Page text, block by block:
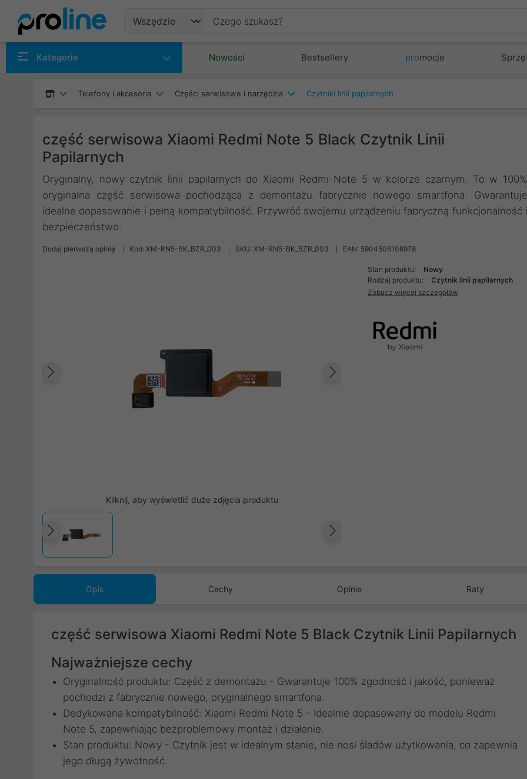
Kategorie Nowości Bestsellery promocje
Telefony i akcesoria Części serwisowe i narzędzia Czytniki linii papilarnych
część serwisowa Xiaomi Redmi Note 5 Black Czytnik Linii
Papilarnych
Oryginalny, nowy czytnik linii papilarnych do Xiaomi Redmi Note 5 w kolorze czarnym. To w 100%
oryginalna część serwisowa pochodząca z demontażu fabrycznie nowego smartfona. Gwarantuje
idealne dopasowanie i pełną kompatybilność. Przywróć swojemu urządzeniu fabryczną funkcjonalność i
bezpieczeństwo.
Dodaj pierwszą opinię Kod: XM-RN5-BK_BZR_003 SKU: XM-RN5-BK_BZR_003 EAN: 5904506108978
Poprzedni
Kliknij, aby wyświetlić duże zdjęcia produktu
Poprzedni
Stan produktu:
Nowy
Rodzaj produktu:
Czytnik linii papilarnych
Zobacz więcej szczegółów
Opis Cechy Opinie Raty
część serwisowa Xiaomi Redmi Note 5 Black Czytnik Linii Papilarnych
Najważniejsze cechy
Oryginalność produktu: Część z demontażu - Gwarantuje 100% zgodność i jakość, ponieważ
pochodzi z fabrycznie nowego, oryginalnego smartfona.
Dedykowana kompatybilność: Xiaomi Redmi Note 5 - Idealnie dopasowany do modelu Redmi
Note 5, zapewniając bezproblemowy montaż i działanie.
Stan produktu: Nowy - Czytnik jest w idealnym stanie, nie nosi śladów użytkowania, co zapewnia
jego długą żywotność.